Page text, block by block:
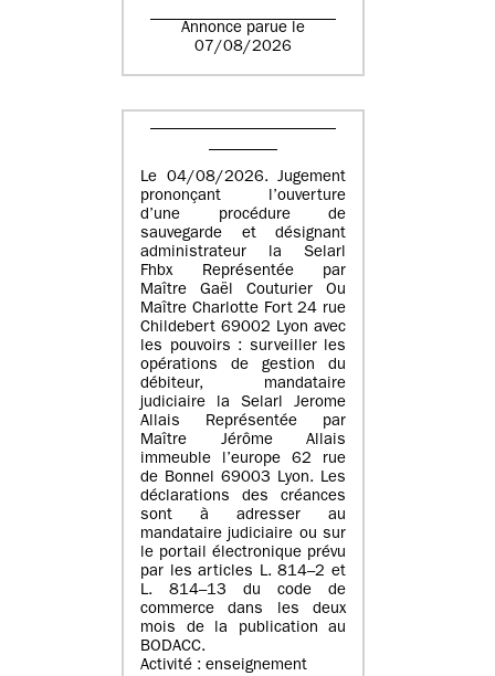
Annonce parue le
07/08/2026
Le 04/08/2026. Jugement
prononçant l’ouverture
d’une procédure de
sauvegarde et désignant
administrateur la Selarl
Fhbx Représentée par
Maître Gaël Couturier Ou
Maître Charlotte Fort 24 rue
Childebert 69002 Lyon avec
les pouvoirs : surveiller les
opérations de gestion du
débiteur, mandataire
judiciaire la Selarl Jerome
Allais Représentée par
Maître Jérôme Allais
immeuble l’europe 62 rue
de Bonnel 69003 Lyon. Les
déclarations des créances
sont à adresser au
mandataire judiciaire ou sur
le portail électronique prévu
par les articles L. 814–2 et
L. 814–13 du code de
commerce dans les deux
mois de la publication au
BODACC.
Activité : enseignement